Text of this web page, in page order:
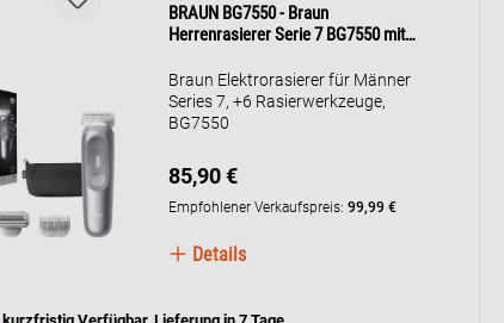
BRAUN BG7550 - Braun
Herrenrasierer Serie 7 BG7550 mit
Braun Elektrorasierer für Männer
Series 7, +6 Rasierwerkzeuge,
BG7550
85,90 €
Empfohlener Verkaufspreis:99,99 €
Details